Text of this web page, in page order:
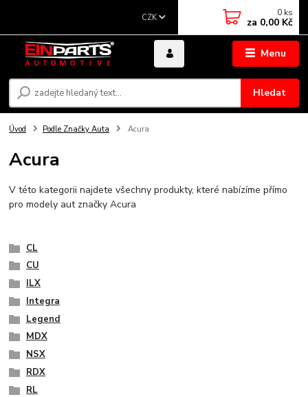
Menu
CZK
Hledat
0 ks
za 0,00 Kč
Úvod Podle Značky Auta Acura
Acura
V této kategorii najdete všechny produkty, které nabízíme přímo
pro modely aut značky Acura
CL
CU
ILX
Integra
Legend
MDX
NSX
RDX
RL